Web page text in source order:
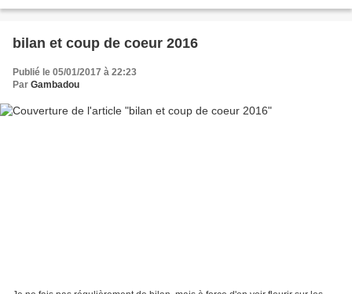
bilan et coup de coeur 2016
Publié le 05/01/2017 à 22:23
Par Gambadou